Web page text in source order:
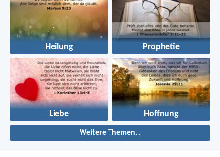
Heilung Prophetie
Liebe Hoffnung
Weitere Themen...